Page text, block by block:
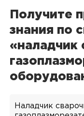
Получите
знания по
«наладчик
Наладчик